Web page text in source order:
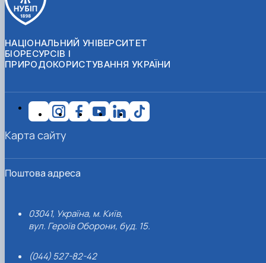
НАЦІОНАЛЬНИЙ УНІВЕРСИТЕТ
БІОРЕСУРСІВ І
ПРИРОДОКОРИСТУВАННЯ УКРАЇНИ
Поштова адреса
03041, Україна, м. Київ,
вул. Героїв Оборони, буд. 15.
(044) 527-82-42
Карта сайту